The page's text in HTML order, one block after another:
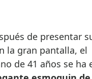
de presentar
la gran pantalla, el
de 41 años se ha